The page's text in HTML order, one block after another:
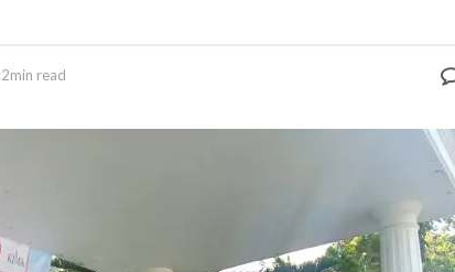
read